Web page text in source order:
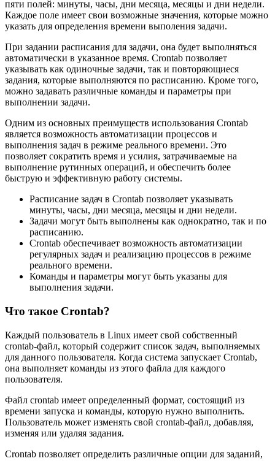
пяти полей: минуты, часы, дни месяца, месяцы и дни недели.
Каждое поле имеет свои возможные значения, которые можно
указать для определения времени выполения задачи.
При задании расписания для задачи, она будет выполняться
автоматически в указанное время. Crontab позволяет
указывать как одиночные задачи, так и повторяющиеся
задания, которые выполняются по расписанию. Кроме того,
можно задавать различные команды и параметры при
выполнении задачи.
Одним из основных преимуществ использования Crontab
является возможность автоматизации процессов и
выполнения задач в режиме реального времени. Это
позволяет сократить время и усилия, затрачиваемые на
выполнение рутинных операций, и обеспечить более
быструю и эффективную работу системы.
Расписание задач в Crontab позволяет указывать
минуты, часы, дни месяца, месяцы и дни недели.
Задачи могут быть выполнены как однократно, так и по
расписанию.
Crontab обеспечивает возможность автоматизации
регулярных задач и реализацию процессов в режиме
реального времени.
Команды и параметры могут быть указаны для
выполнения задачи.
Что такое Crontab?
Каждый пользователь в Linux имеет свой собственный
crontab-файл, который содержит список задач, выполняемых
для данного пользователя. Когда система запускает Crontab,
она выполняет команды из этого файла для каждого
пользователя.
Файл crontab имеет определенный формат, состоящий из
времени запуска и команды, которую нужно выполнить.
Пользователь может изменять свой crontab-файл, добавляя,
изменяя или удаляя задания.
Crontab позволяет определить различные опции для заданий,